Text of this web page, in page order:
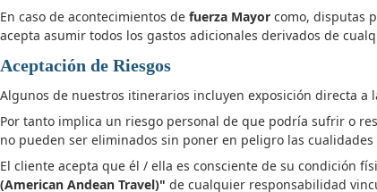
En caso de acontecimientos de fuerza Mayor como, disputas
acepta asumir todos los gastos adicionales derivados de
Aceptación de Riesgos
Algunos de nuestros itinerarios incluyen exposición directa a
Por tanto implica un riesgo personal de que podría sufrir o
no pueden ser eliminados sin poner en peligro las
El cliente acepta que él / ella es consciente de su condición
(American Andean Travel)" de cualquier responsabilidad